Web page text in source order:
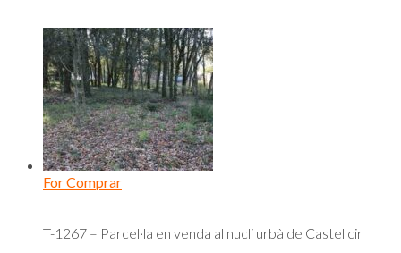
For Comprar
T-1267 – Parcel·la en venda al nucli urbà de Castellcir